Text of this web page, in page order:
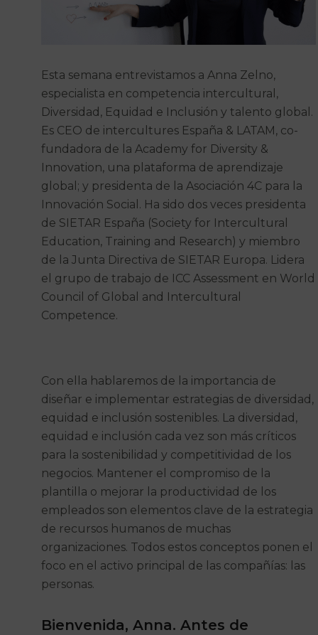
Esta semana entrevistamos a Anna Zelno,
especialista en competencia intercultural,
Diversidad, Equidad e Inclusión y talento global.
Es CEO de intercultures España & LATAM, co-
fundadora de la Academy for Diversity &
Innovation, una plataforma de aprendizaje
global; y presidenta de la Asociación 4C para la
Innovación Social. Ha sido dos veces presidenta
de SIETAR España (Society for Intercultural
Education, Training and Research) y miembro
de la Junta Directiva de SIETAR Europa. Lidera
el grupo de trabajo de ICC Assessment en World
Council of Global and Intercultural
Competence.
Con ella hablaremos de la importancia de
diseñar e implementar estrategias de diversidad,
equidad e inclusión sostenibles. La diversidad,
equidad e inclusión cada vez son más críticos
para la sostenibilidad y competitividad de los
negocios. Mantener el compromiso de la
plantilla o mejorar la productividad de los
empleados son elementos clave de la estrategia
de recursos humanos de muchas
organizaciones. Todos estos conceptos ponen el
foco en el activo principal de las compañías: las
personas.
Bienvenida, Anna. Antes de